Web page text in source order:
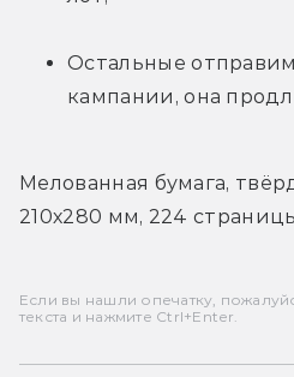
Остальные
кампании, она
Мелованная бумага,
210х280 мм, 224
Если вы нашли опечатку,
текста и нажмите Ctrl+Enter.